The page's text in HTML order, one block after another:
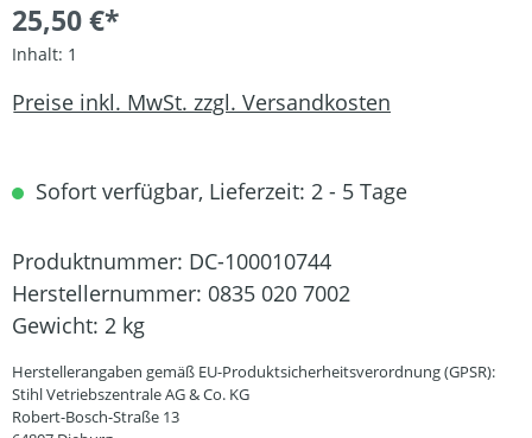
25,50 €*
Inhalt: 1
Preise inkl. MwSt. zzgl. Versandkosten
Sofort verfügbar, Lieferzeit: 2 - 5 Tage
Produktnummer: DC-100010744
Herstellernummer: 0835 020 7002
Gewicht: 2 kg
Herstellerangaben gemäß EU-Produktsicherheitsverordnung (GPSR):
Stihl Vetriebszentrale AG & Co. KG
Robert-Bosch-Straße 13